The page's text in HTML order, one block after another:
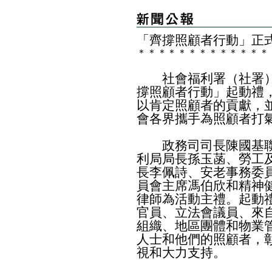
「齊撐照顧者行動」正
＊ ＊ ＊ ＊ ＊ ＊ ＊ ＊ ＊ ＊ ＊ ＊ ＊
社會福利署（社署）
撐照顧者行動」起動禮
以肯定照顧者的貢獻，
會各界攜手為照顧者打
政務司司長陳國基聯
利局局長孫玉菡、勞工
長李佩詩、安老事務委
員會主席馮伯欣和精神
律師為活動主禮。起動
官員、立法會議員、來
組織、地區團體和物業
人士和他們的照顧者，
視和大力支持。